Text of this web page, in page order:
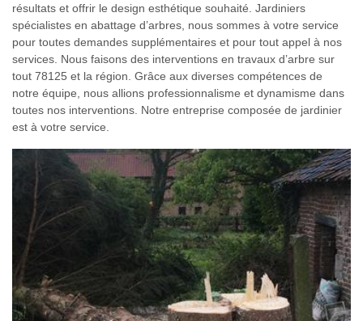
résultats et offrir le design esthétique souhaité. Jardiniers
spécialistes en abattage d’arbres, nous sommes à votre service
pour toutes demandes supplémentaires et pour tout appel à nos
services. Nous faisons des interventions en travaux d’arbre sur
tout 78125 et la région. Grâce aux diverses compétences de
notre équipe, nous allions professionnalisme et dynamisme dans
toutes nos interventions. Notre entreprise composée de jardinier
est à votre service.